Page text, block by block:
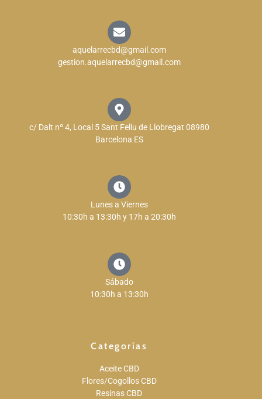
aquelarrecbd@gmail.com
gestion.aquelarrecbd@gmail.com
c/ Dalt nº 4, Local 5 Sant Feliu de Llobregat 08980
Barcelona ES
Lunes a Viernes
10:30h a 13:30h y 17h a 20:30h
Sábado
10:30h a 13:30h
Categorías
Aceite CBD
Flores/Cogollos CBD
Resinas CBD